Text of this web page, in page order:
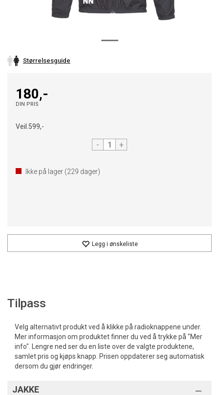
Størrelsesguide
180,-
DIN PRIS
Veil. 599,-
- +
Ikke på lager (229 dager)
Legg i ønskeliste
Tilpass
Velg alternativt produkt ved å klikke på radioknappene under.
Mer informasjon om produktet finner du ved å trykke på "Mer
info". Lengre ned ser du en liste over de valgte produktene,
samlet pris og kjøps knapp. Prisen oppdaterer seg automatisk
dersom du gjør endringer.
JAKKE